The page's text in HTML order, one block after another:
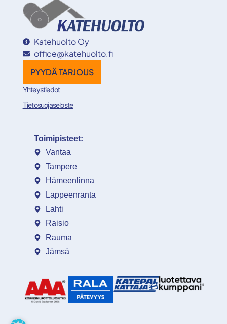
Katehuolto Oy
office@katehuolto.fi
PYYDÄ TARJOUS
Yhteystiedot
Tietosuojaseloste
Toimipisteet:
Vantaa
Tampere
Hämeenlinna
Lappeenranta
Lahti
Raisio
Rauma
Jämsä